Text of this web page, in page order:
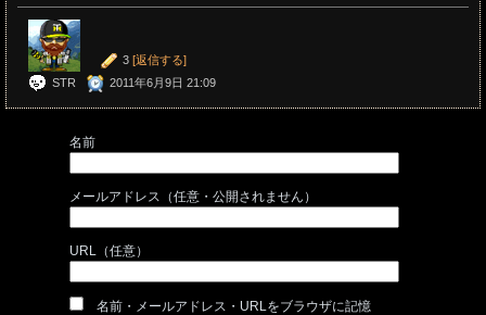
3 [返信する]
STR
2011年6月9日 21:09
名前
メールアドレス（任意・公開されません）
URL（任意）
名前・メールアドレス・URLをブラウザに記憶